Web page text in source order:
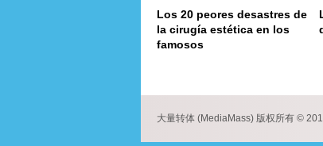
Los 20 peores desastres de
la cirugía estética en los
famosos
大量转体 (MediaMass) 版权所有 ©